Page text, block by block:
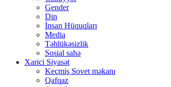
Gender
Din
İnsan Hüquqları
Media
Təhlükəsizlik
Sosial sahə
Xarici Siyasət
Keçmiş Sovet məkanı
Qafqaz